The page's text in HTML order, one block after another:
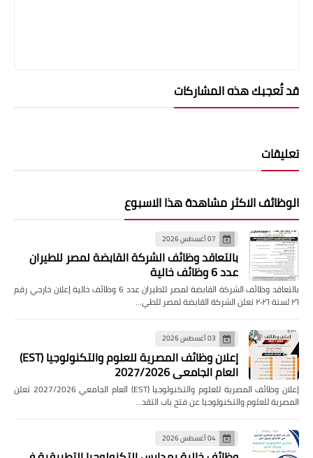
قد تُعجبك هذه المشاركات
تعليقات
الوظائف الاكثر مشاهدة هذا الاسبوع
07 أغسطس 2026
بالتعاقد وظائف الشركة القابضة لمصر للطيران
عدد 6 وظائف خالية
بالتعاقد وظائف الشركة القابضة لمصر للطيران عدد 6 وظائف خالية إعلان خارجي رقم
٢٦ لسنة ٢٠٢٦ تعلن الشركة القابضة لمصر للطي…
03 أغسطس 2026
إعلان وظائف المصرية للعلوم والتكنولوجيا (EST)
العام الجامعي 2027/2026
إعلان وظائف المصرية للعلوم والتكنولوجيا (EST) العام الجامعي 2027/2026 تعلن
المصرية للعلوم والتكنولوجيا عن فتح باب التقد…
04 أغسطس 2026